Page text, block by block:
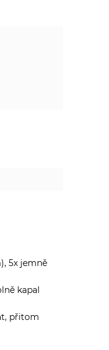
5x jemně
kapal
přitom